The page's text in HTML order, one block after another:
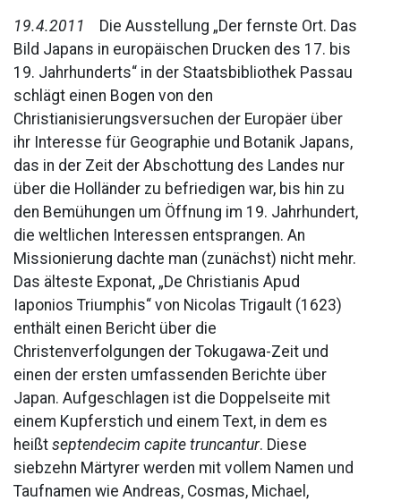
19.4.2011 Die Ausstellung „Der fernste Ort. Das
Bild Japans in europäischen Drucken des 17. bis
19. Jahrhunderts“ in der Staatsbibliothek Passau
schlägt einen Bogen von den
Christianisierungsversuchen der Europäer über
ihr Interesse für Geographie und Botanik Japans,
das in der Zeit der Abschottung des Landes nur
über die Holländer zu befriedigen war, bis hin zu
den Bemühungen um Öffnung im 19. Jahrhundert,
die weltlichen Interessen entsprangen. An
Missionierung dachte man (zunächst) nicht mehr.
Das älteste Exponat, „De Christianis Apud
Iaponios Triumphis“ von Nicolas Trigault (1623)
enthält einen Bericht über die
Christenverfolgungen der Tokugawa-Zeit und
einen der ersten umfassenden Berichte über
Japan. Aufgeschlagen ist die Doppelseite mit
einem Kupferstich und einem Text, in dem es
heißt septendecim capite truncantur. Diese
siebzehn Märtyrer werden mit vollem Namen und
Taufnamen wie Andreas, Cosmas, Michael,